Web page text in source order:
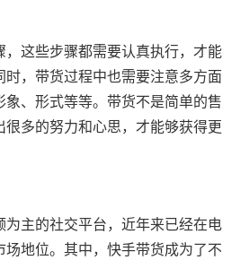
，这些步骤都需要认真执行，才能
，带货过程中也需要注意多方面
、形式等等。带货不是简单的售
多的努力和心思，才能够获得更
主的社交平台，近年来已经在电
地位。其中，快手带货成为了不